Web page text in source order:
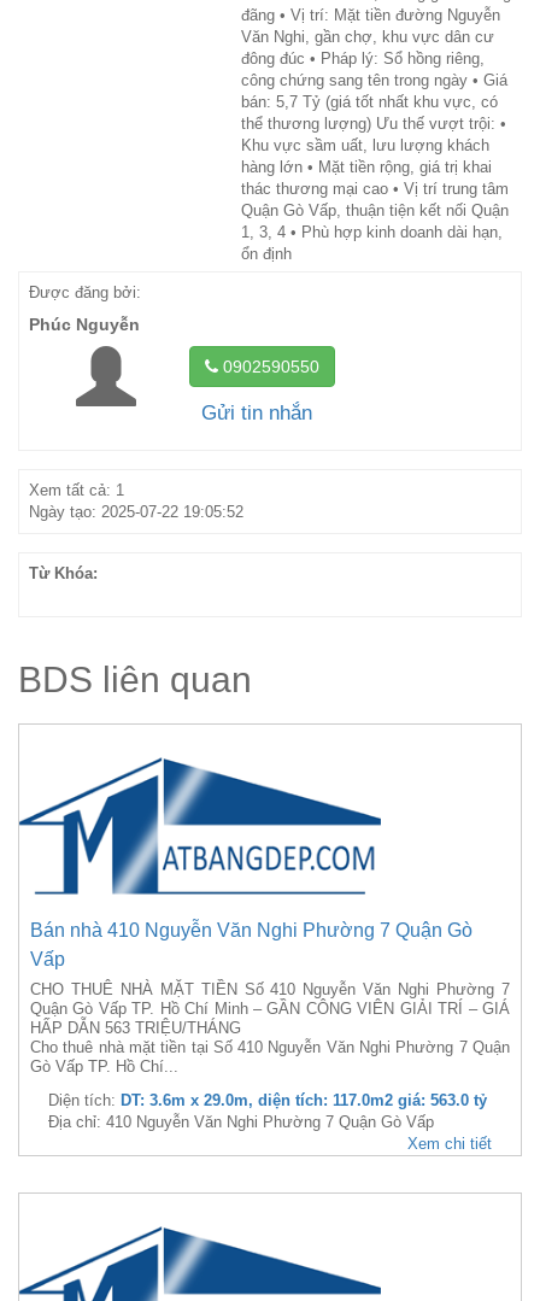
đãng • Vị trí: Mặt tiền đường Nguyễn
Văn Nghi, gần chợ, khu vực dân cư
đông đúc • Pháp lý: Sổ hồng riêng,
công chứng sang tên trong ngày • Giá
bán: 5,7 Tỷ (giá tốt nhất khu vực, có
thể thương lượng) Ưu thế vượt trội: •
Khu vực sầm uất, lưu lượng khách
hàng lớn • Mặt tiền rộng, giá trị khai
thác thương mại cao • Vị trí trung tâm
Quận Gò Vấp, thuận tiện kết nối Quận
1, 3, 4 • Phù hợp kinh doanh dài hạn,
ổn định
Được đăng bởi:
Phúc Nguyễn
0902590550
Gửi tin nhắn
Xem tất cả: 1
Ngày tạo: 2025-07-22 19:05:52
Từ Khóa:
BDS liên quan
Bán nhà 410 Nguyễn Văn Nghi Phường 7 Quận Gò
Vấp
CHO THUÊ NHÀ MẶT TIỀN Số 410 Nguyễn Văn Nghi Phường 7
Quận Gò Vấp TP. Hồ Chí Minh – GẦN CÔNG VIÊN GIẢI TRÍ – GIÁ
HẤP DẪN 563 TRIỆU/THÁNG
Cho thuê nhà mặt tiền tại Số 410 Nguyễn Văn Nghi Phường 7 Quận
Gò Vấp TP. Hồ Chí...
Diện tích: DT: 3.6m x 29.0m, diện tích: 117.0m2 giá: 563.0 tỷ
Địa chỉ: 410 Nguyễn Văn Nghi Phường 7 Quận Gò Vấp
Xem chi tiết